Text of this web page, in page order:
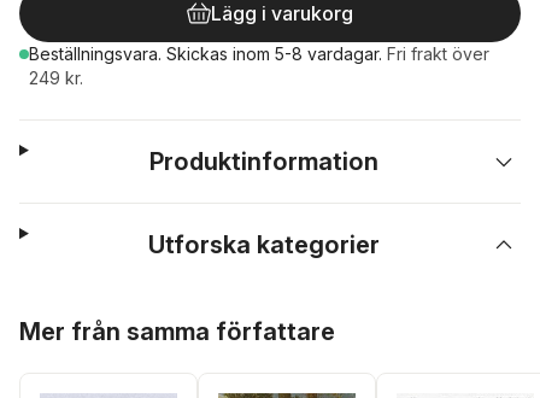
Lägg i varukorg
Beställningsvara. Skickas inom 5-8 vardagar. Fri frakt över
249 kr.
Produktinformation
Utforska kategorier
Mer från samma författare